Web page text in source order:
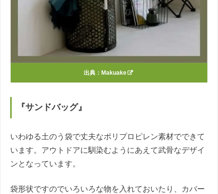
出典： Makuake
『サンドバッグ』
いわゆる土のう袋で丈夫なポリプロピレン素材でできて
います。アウトドアに馴染むようにあえて武骨なデザイ
ンとなっています。
袋形状ですのでいろいろな物を入れておいたり、カバー